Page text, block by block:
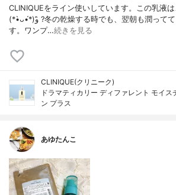
CLINIQUEをライン使いしています。この乳液
(*•̀ᴗ•́*)و ̑̑?冬の乾燥する時でも、翌朝も潤っててもっちり肌になってま
す。ワンプ…続きを見る
CLINIQUE(クリニーク)
ドラマティカリー ディファレント モイス
ン プラス
あゆたんこ